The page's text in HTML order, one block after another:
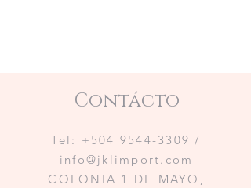
Contácto
Tel: +504 9544-3309 /
info@jklimport.com
COLONIA 1 DE MAYO,